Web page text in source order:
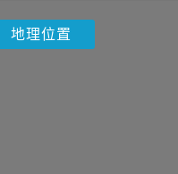
地理位置